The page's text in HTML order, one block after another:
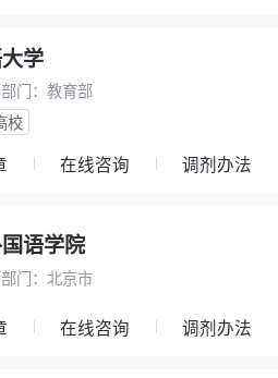
学
门： 教育部
校
在线咨询 调剂办法
语学院
门： 北京市
在线咨询 调剂办法